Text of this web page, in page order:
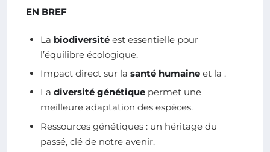
EN BREF
La biodiversité est essentielle pour
l’équilibre écologique.
Impact direct sur la santé humaine et la .
La diversité génétique permet une
meilleure adaptation des espèces.
Ressources génétiques : un héritage du
passé, clé de notre avenir.